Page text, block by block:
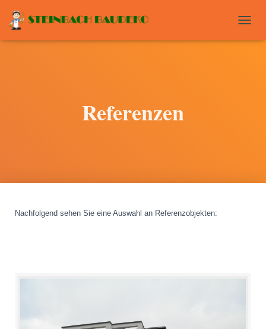
O
Referenzen
Nachfolgend sehen Sie eine Auswahl an Referenzobjekten: